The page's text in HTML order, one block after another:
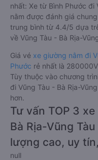
nhất: Xe từ Bình Phước đi
nằm được đánh giá
trung bình từ 4.4/5 dựa
về Vũng Tàu - Bà Rịa-
Giá vé xe giường nằm đi
Phước rẻ nhất là
Tùy thuộc vào chương
đi Vũng Tàu - Bà Rịa-
hơn.
Tư vấn TOP 3
Bà Rịa-Vũng
lượng cao, uy
null